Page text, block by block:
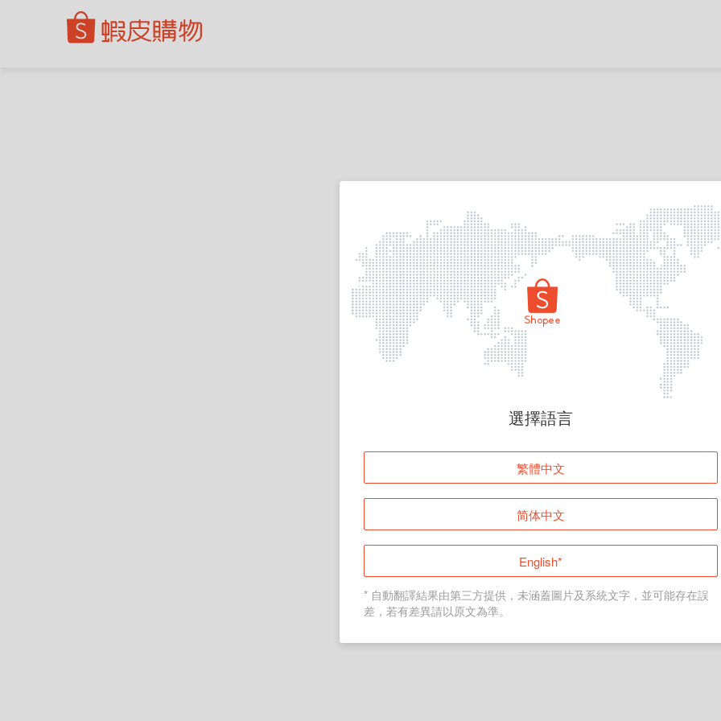
頁面無法顯示
登入
返回首頁
選擇語言
繁體中文
简体中文
English*
* 自動翻譯結果由第三方提供，未涵蓋圖片及系統文字，並可能存在誤
差，若有差異請以原文為準。